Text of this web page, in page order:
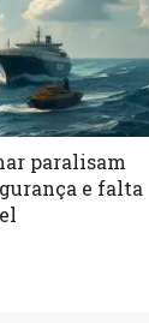
paralisam
e falta